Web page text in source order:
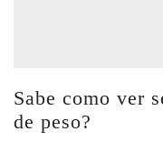
Sabe como ver
de peso?